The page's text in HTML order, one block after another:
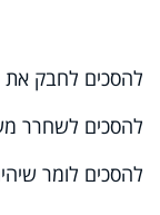
להסכים לחבק
להסכים לשחרר
להסכים לומר